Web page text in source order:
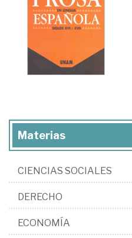
Materias
CIENCIAS SOCIALES
DERECHO
ECONOMÍA